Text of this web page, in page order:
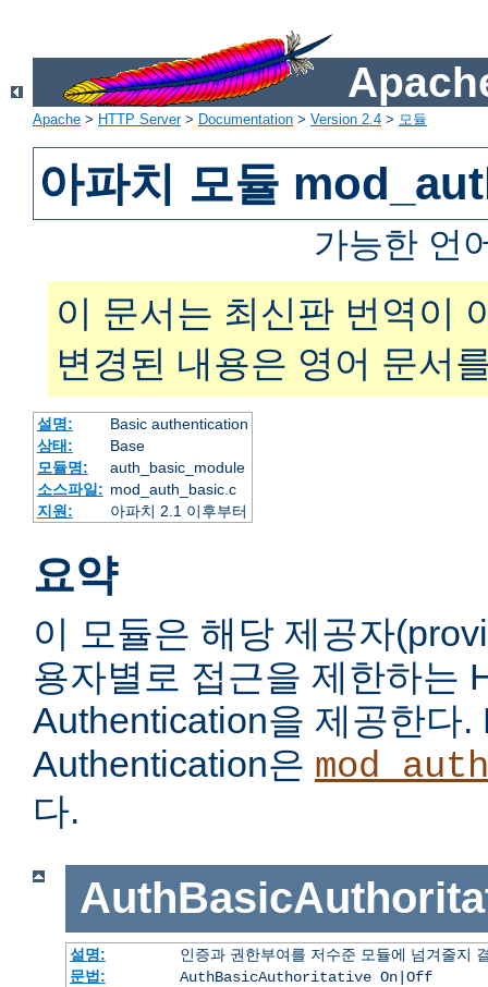
Apache > HTTP Server> Documentation > Version 2.4 > 모듈
아파치 모듈
가능한 언
이 문서는 최신판 번역이
변경된 내용은 영어 문서
설명:
Basic authentication
상태:
Base
모듈명:
auth_basic_module
소스파일: mod_auth_basic.c
지원:
아파치 2.1 이후부터
요약
이 모듈은 해당 제공자
용자별로 접근을 제한하는
Authentication을 제공한다.
Authentication은
다.
설명:
인증과 권한부여를 저수준 모듈에 넘겨줄지
문법:
AuthBasicAuthoritative On|Off